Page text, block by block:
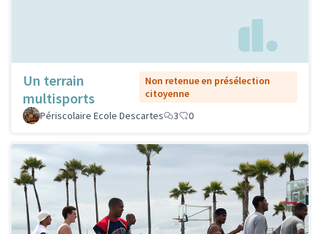
Un terrain
multisports
Non retenue en présélection
citoyenne
Périscolaire Ecole Descartes
3 0